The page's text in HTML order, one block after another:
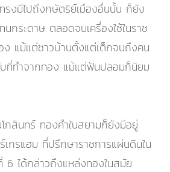
รงมีไปถึงกษัตริย์เมืองอื่นนั้น ก็ยัง
กระดาษ ตลอดจนเครื่องใช้ในราช
แม้แต่ชาวบ้านตั้งแต่เด็กจนถึงคน
ที่ทำจากทอง แม้แต่ฟันปลอมก็นิยม
กสินทร์ ทองคำในสยามก็ยังมีอยู่
กรแฮม ที่ปรึกษาราชการแผ่นดินใน
6 ได้กล่าวถึงแหล่งทองในสมัย